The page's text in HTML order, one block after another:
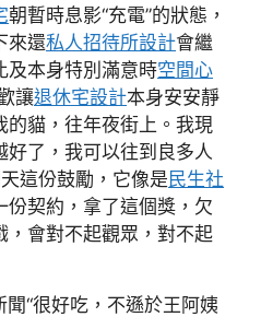
朝暫時息影“充電”的狀態，
來還私人招待所設計會繼
及本身特別滿意時空間心
讓退休宅設計本身安安靜
的貓，往年夜街上。我現
了，我可以往到良多人
這份鼓勵，它像是民生社
份契約，拿了這個獎，欠
，會對不起觀眾，對不起
“很好吃，不遜於王阿姨